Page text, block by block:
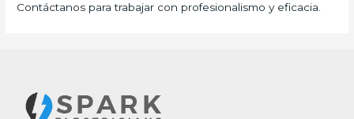
Contáctanos para trabajar con profesionalismo y eficacia.